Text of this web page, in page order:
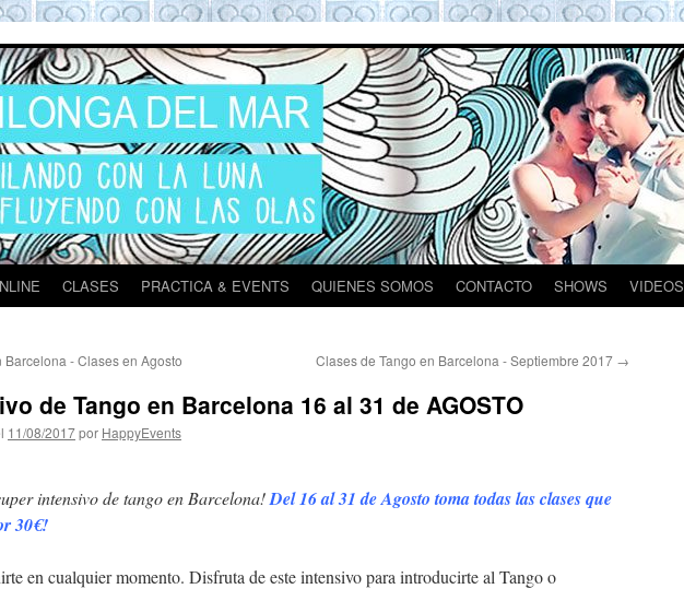
en Barcelona
Clases de Tango en
Zapatos Tango.
Lesson. Milonga del
de Tango
CLASES PRACTICA & EVENTS QUIENES SOMOS CONTACTO SHOWS VIDEOS
Barcelona - Clases en Agosto Clases de Tango en Barcelona - Septiembre 2017 →
de Tango en Barcelona 16 al 31 de AGOSTO
11/08/2017por HappyEvents
intensivo de tango en Barcelona!Del 16 al 31 de Agosto toma todas las clases que
30€!
en cualquier momento. Disfruta de este intensivo para introducirte al Tango o